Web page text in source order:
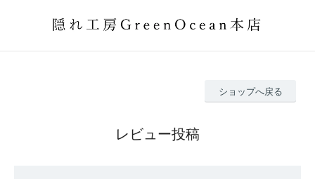
ショップへ戻る
レビュー投稿